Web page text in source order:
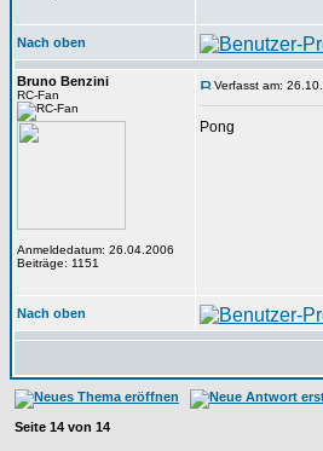
Nach oben
Bruno Benzini
RC-Fan
Anmeldedatum: 26.04.2006
Beiträge: 1151
Verfasst am:
Pong
Nach oben
Seite 14 von 14